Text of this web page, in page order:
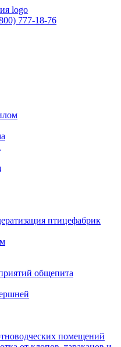
777-18-76
птицефабрик
общепита
помещений